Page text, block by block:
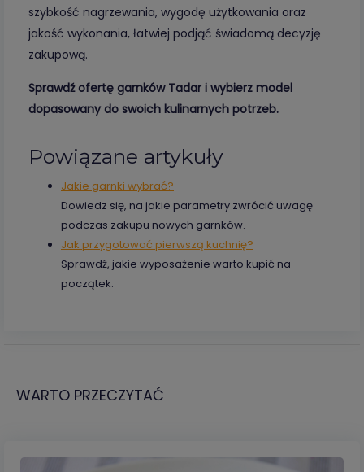
szybkość nagrzewania, wygodę użytkowania oraz
jakość wykonania, łatwiej podjąć świadomą decyzję
zakupową.
Sprawdź ofertę garnków Tadar i wybierz model
dopasowany do swoich kulinarnych potrzeb.
Powiązane artykuły
Jakie garnki wybrać?
Dowiedz się, na jakie parametry zwrócić uwagę
podczas zakupu nowych garnków.
Jak przygotować pierwszą kuchnię?
Sprawdź, jakie wyposażenie warto kupić na
początek.
WARTO PRZECZYTAĆ